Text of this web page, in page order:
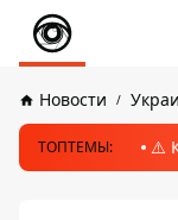
Новости
ТОПТЕМЫ: ⚠️